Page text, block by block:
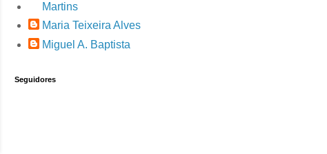
Martins
Maria Teixeira Alves
Miguel A. Baptista
Seguidores